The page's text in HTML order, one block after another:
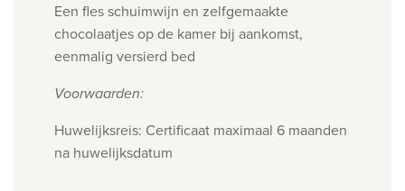
Een fles schuimwijn en zelfgemaakte
chocolaatjes op de kamer bij aankomst,
eenmalig versierd bed
Voorwaarden:
Huwelijksreis: Certificaat maximaal 6 maanden
na huwelijksdatum